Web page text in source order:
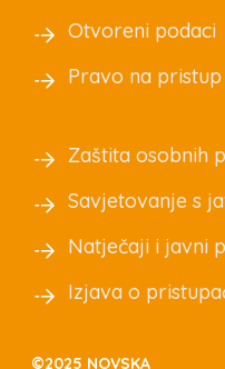
Otvoreni podaci
Pravo na
Zaštita osobnih
Savjetovanje s
Natječaji i javni
Izjava o
©2025 NOVSKA